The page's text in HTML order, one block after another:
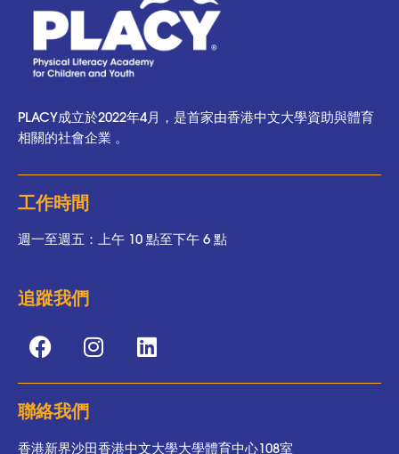
PLACY成立於2022年4月，是首家由香港中文大學資助與體育
相關的社會企業 。
工作時間
週一至週五：上午 10 點至下午 6 點
追蹤我們
聯絡我們
香港新界沙田香港中文大學大學體育中心108室